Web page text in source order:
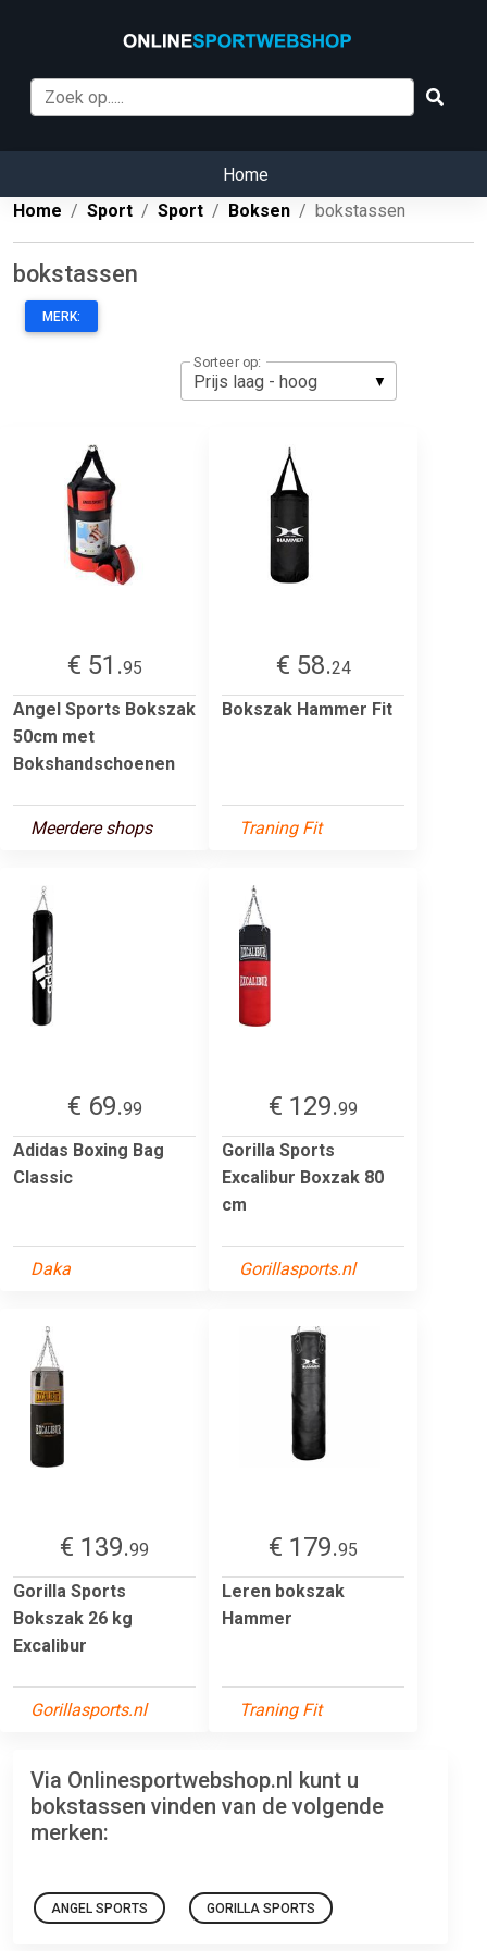
Home
Home
Sport Sport Boksen bokstassen
bokstassen
MERK:
Sorteer op:
€ 51.95
Angel Sports Bokszak
50cm met
Bokshandschoenen
Meerdere shops
€ 58.24
Bokszak Hammer Fit
Traning Fit
€ 69.99
Adidas Boxing Bag
Classic
Daka
€ 129.99
Gorilla Sports
Excalibur Boxzak 80
cm
Gorillasports.nl
€ 139.99
Gorilla Sports
Bokszak 26 kg
Excalibur
Gorillasports.nl
€ 179.95
Leren bokszak
Hammer
Traning Fit
Via Onlinesportwebshop.nl kunt u
bokstassen vinden van de volgende
merken:
ANGEL SPORTS GORILLA SPORTS